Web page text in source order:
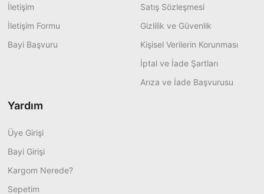
İletişim
İletişim Formu
Bayi Başvuru
Satış Sözleşmesi
Gizlilik ve Güvenlik
Kişisel Verilerin Korunması
İptal ve İade Şartları
Arıza ve İade Başvurusu
Yardım
Üye Girişi
Bayi Girişi
Kargom Nerede?
Sepetim